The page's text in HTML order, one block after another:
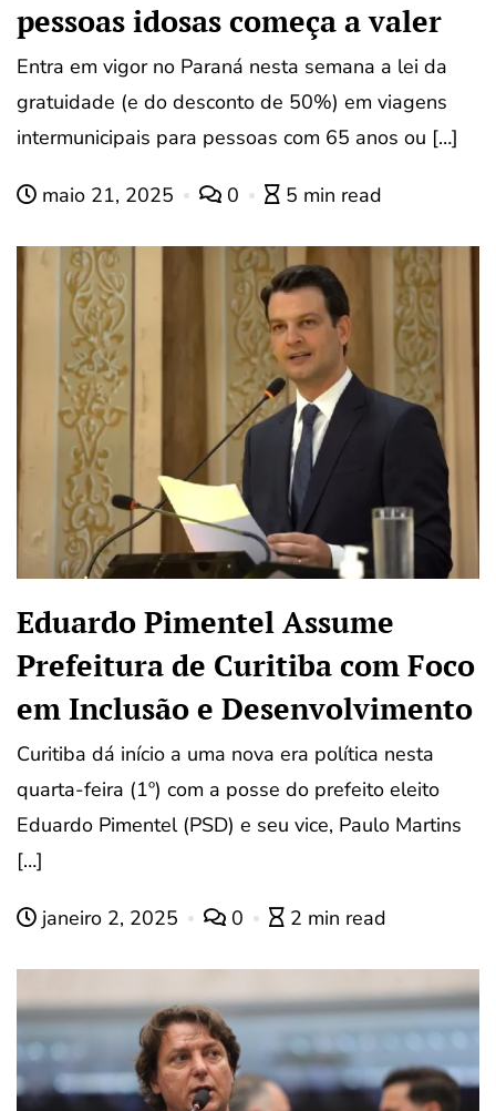
pessoas idosas começa a valer
Entra em vigor no Paraná nesta semana a lei da
gratuidade (e do desconto de 50%) em viagens
intermunicipais para pessoas com 65 anos ou […]
maio 21, 2025 0 5 min read
Eduardo Pimentel Assume
Prefeitura de Curitiba com Foco
em Inclusão e Desenvolvimento
Curitiba dá início a uma nova era política nesta
quarta-feira (1º) com a posse do prefeito eleito
Eduardo Pimentel (PSD) e seu vice, Paulo Martins
[…]
janeiro 2, 2025 0 2 min read